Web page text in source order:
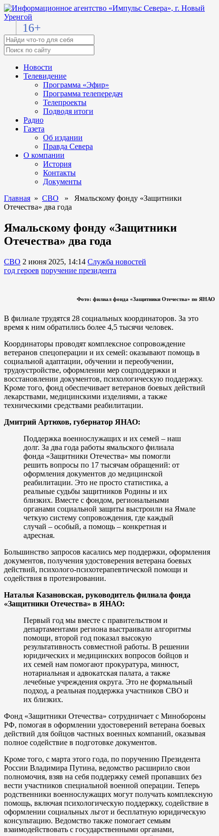
16+
Новости
Телевидение
Программа «Эфир»
Программа телепередач
Телепроекты
Подводя итоги
Радио
Газета
Об издании
Правда Севера
О компании
История
Контакты
Документы
Главная » СВО » Ямальскому фонду «Защитники
Отечества» два года
Ямальскому фонду «Защитники
Отечества» два года
СВО 2 июня 2025, 14:14 Служба новостей
год героев поручение президента
Фото: филиал фонда «Защитники Отечества» по ЯНАО
В филиале трудятся 28 социальных координаторов. За это
время к ним обратились более 4,5 тысячи человек.
Координаторы проводят комплексное сопровождение
ветеранов спецоперации и их семей: оказывают помощь в
социальной адаптации, обучении и переобучении,
трудоустройстве, оформлении мер соцподдержки и
восстановлении документов, психологическую поддержку.
Кроме того, фонд обеспечивает ветеранов боевых действий
лекарствами, медицинскими изделиями, а также
техническими средствами реабилитации.
Дмитрий Артюхов, губернатор ЯНАО:
Поддержка военнослужащих и их семей – наш
долг. За два года работы ямальского филиала
фонда «Защитники Отечества» мы помогли
решить вопросы по 17 тысячам обращений: от
оформления документов до медицинской
реабилитации. Это не просто статистика, а
реальные судьбы защитников Родины и их
близких. Вместе с фондом, региональными
органами социальной защиты выстроили на Ямале
четкую систему сопровождения, где каждый
случай – особый, а помощь – конкретная и
адресная.
Большинство запросов касались мер поддержки, оформления
документов, получения удостоверения ветерана боевых
действий, психолого-психотерапевтической помощи и
содействия в протезировании.
Наталья Казановская, руководитель филиала фонда
«Защитники Отечества» в ЯНАО:
Первый год мы вместе с правительством и
департаментами региона выстраивали алгоритмы
помощи, второй год показал высокую
результативность совместной работы. В решении
юридических и медицинских вопросов бойцов и
их семей нам помогают прокуратура, минюст,
нотариальная и адвокатская палата, а также
лечебные учреждения округа. Это не формальный
подход, а реальная поддержка участников СВО и
их близких.
Фонд «Защитники Отечества» сотрудничает с Минобороны
РФ, помогая в оформлении удостоверений ветерана боевых
действий для бойцов частных военных компаний, оказывая
полное содействие в подготовке документов.
Кроме того, с марта этого года, по поручению Президента
России Владимира Путина, ведомство расширило свои
полномочия, взяв на себя поддержку семей пропавших без
вести участников специальной военной операции. Теперь
родственники военнослужащих могут получать комплексную
помощь, включая психологическую поддержку, содействие в
оформлении социальных льгот и бесплатную юридическую
консультацию. Ведомство также помогает семьям
взаимодействовать с государственными органами,